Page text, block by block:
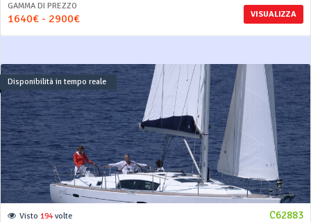
VISUALIZZA
GAMMA DI PREZZO
1640€ - 2900€
Disponibilità in tempo reale
C62883
Visto 194volte